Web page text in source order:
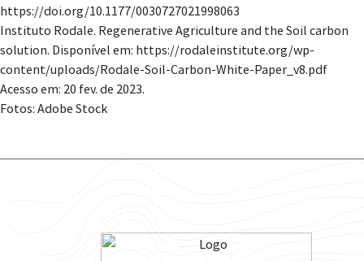
https://doi.org/10.1177/0030727021998063
Instituto Rodale. Regenerative Agriculture and the Soil carbon
solution. Disponível em: https://rodaleinstitute.org/wp-
content/uploads/Rodale-Soil-Carbon-White-Paper_v8.pdf
Acesso em: 20 fev. de 2023.
Fotos: Adobe Stock